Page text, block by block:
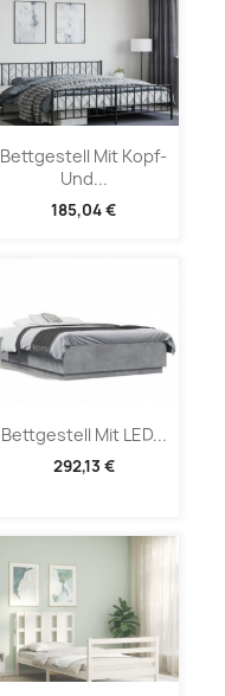
Bettgestell Mit Kopf-
Und...
185,04 €
Bettgestell Mit LED...
292,13 €